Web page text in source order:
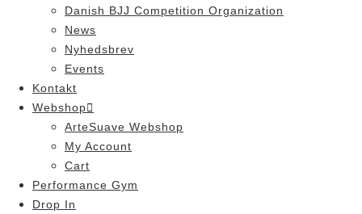
Danish BJJ Competition Organization
News
Nyhedsbrev
Events
Kontakt
Webshop
ArteSuave Webshop
My Account
Cart
Performance Gym
Drop In